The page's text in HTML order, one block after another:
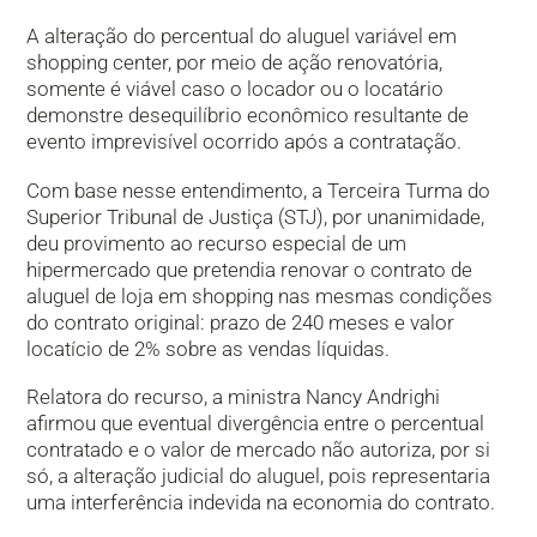
A alteração do percentual do aluguel variável em
shopping center, por meio de ação renovatória,
somente é viável caso o locador ou o locatário
demonstre desequilíbrio econômico resultante de
evento imprevisível ocorrido após a contratação.
Com base nesse entendimento, a Terceira Turma do
Superior Tribunal de Justiça (STJ), por unanimidade,
deu provimento ao recurso especial de um
hipermercado que pretendia renovar o contrato de
aluguel de loja em shopping nas mesmas condições
do contrato original: prazo de 240 meses e valor
locatício de 2% sobre as vendas líquidas.
Relatora do recurso, a ministra Nancy Andrighi
afirmou que eventual divergência entre o percentual
contratado e o valor de mercado não autoriza, por si
só, a alteração judicial do aluguel, pois representaria
uma interferência indevida na economia do contrato.